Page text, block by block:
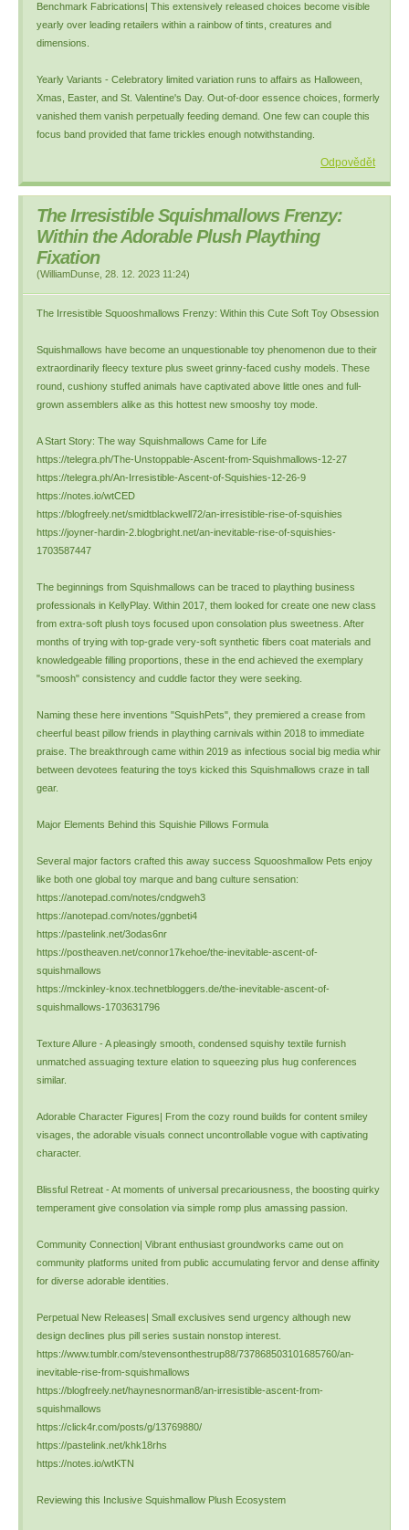
Benchmark Fabrications| This extensively released choices become visible
yearly over leading retailers within a rainbow of tints, creatures and
dimensions.
Yearly Variants - Celebratory limited variation runs to affairs as Halloween,
Xmas, Easter, and St. Valentine's Day. Out-of-door essence choices, formerly
vanished them vanish perpetually feeding demand. One few can couple this
focus band provided that fame trickles enough notwithstanding.
Odpovědět
The Irresistible Squishmallows Frenzy:
Within the Adorable Plush Plaything
Fixation
(WilliamDunse 28. 12. 2023 11:24)
The Irresistible Squooshmallows Frenzy: Within this Cute Soft Toy Obsession
Squishmallows have become an unquestionable toy phenomenon due to their
extraordinarily fleecy texture plus sweet grinny-faced cushy models. These
round, cushiony stuffed animals have captivated above little ones and full-
grown assemblers alike as this hottest new smooshy toy mode.
A Start Story: The way Squishmallows Came for Life
https://telegra.ph/The-Unstoppable-Ascent-from-Squishmallows-12-27
https://telegra.ph/An-Irresistible-Ascent-of-Squishies-12-26-9
https://notes.io/wtCED
https://blogfreely.net/smidtblackwell72/an-irresistible-rise-of-squishies
https://joyner-hardin-2.blogbright.net/an-inevitable-rise-of-squishies-
1703587447
The beginnings from Squishmallows can be traced to plaything business
professionals in KellyPlay. Within 2017, them looked for create one new class
from extra-soft plush toys focused upon consolation plus sweetness. After
months of trying with top-grade very-soft synthetic fibers coat materials and
knowledgeable filling proportions, these in the end achieved the exemplary
"smoosh" consistency and cuddle factor they were seeking.
Naming these here inventions "SquishPets", they premiered a crease from
cheerful beast pillow friends in plaything carnivals within 2018 to immediate
praise. The breakthrough came within 2019 as infectious social big media whir
between devotees featuring the toys kicked this Squishmallows craze in tall
gear.
Major Elements Behind this Squishie Pillows Formula
Several major factors crafted this away success Squooshmallow Pets enjoy
like both one global toy marque and bang culture sensation:
https://anotepad.com/notes/cndgweh3
https://anotepad.com/notes/ggnbeti4
https://pastelink.net/3odas6nr
https://postheaven.net/connor17kehoe/the-inevitable-ascent-of-
squishmallows
https://mckinley-knox.technetbloggers.de/the-inevitable-ascent-of-
squishmallows-1703631796
Texture Allure - A pleasingly smooth, condensed squishy textile furnish
unmatched assuaging texture elation to squeezing plus hug conferences
similar.
Adorable Character Figures| From the cozy round builds for content smiley
visages, the adorable visuals connect uncontrollable vogue with captivating
character.
Blissful Retreat - At moments of universal precariousness, the boosting quirky
temperament give consolation via simple romp plus amassing passion.
Community Connection| Vibrant enthusiast groundworks came out on
community platforms united from public accumulating fervor and dense affinity
for diverse adorable identities.
Perpetual New Releases| Small exclusives send urgency although new
design declines plus pill series sustain nonstop interest.
https://www.tumblr.com/stevensonthestrup88/737868503101685760/an-
inevitable-rise-from-squishmallows
https://blogfreely.net/haynesnorman8/an-irresistible-ascent-from-
squishmallows
https://click4r.com/posts/g/13769880/
https://pastelink.net/khk18rhs
https://notes.io/wtKTN
Reviewing this Inclusive Squishmallow Plush Ecosystem